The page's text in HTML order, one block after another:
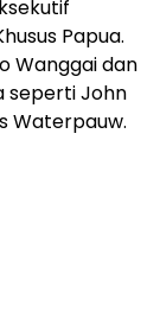
Papua.
Wanggai dan
seperti John
Waterpauw.